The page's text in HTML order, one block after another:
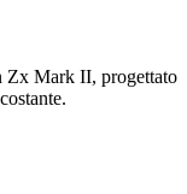
Mark II, progettato